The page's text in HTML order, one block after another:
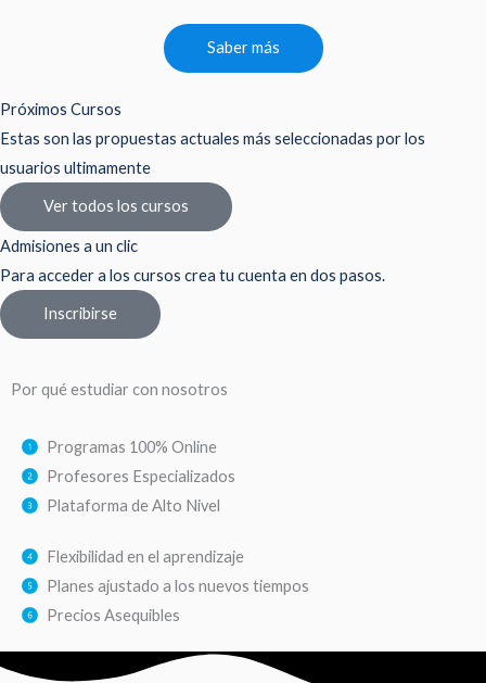
Saber más
Próximos Cursos
Estas son las propuestas actuales más seleccionadas por los
usuarios ultimamente
Ver todos los cursos
Admisiones a un clic
Para acceder a los cursos crea tu cuenta en dos pasos.
Inscribirse
Por qué estudiar con nosotros
Programas 100% Online
Profesores Especializados
Plataforma de Alto Nivel
Flexibilidad en el aprendizaje
Planes ajustado a los nuevos tiempos
Precios Asequibles